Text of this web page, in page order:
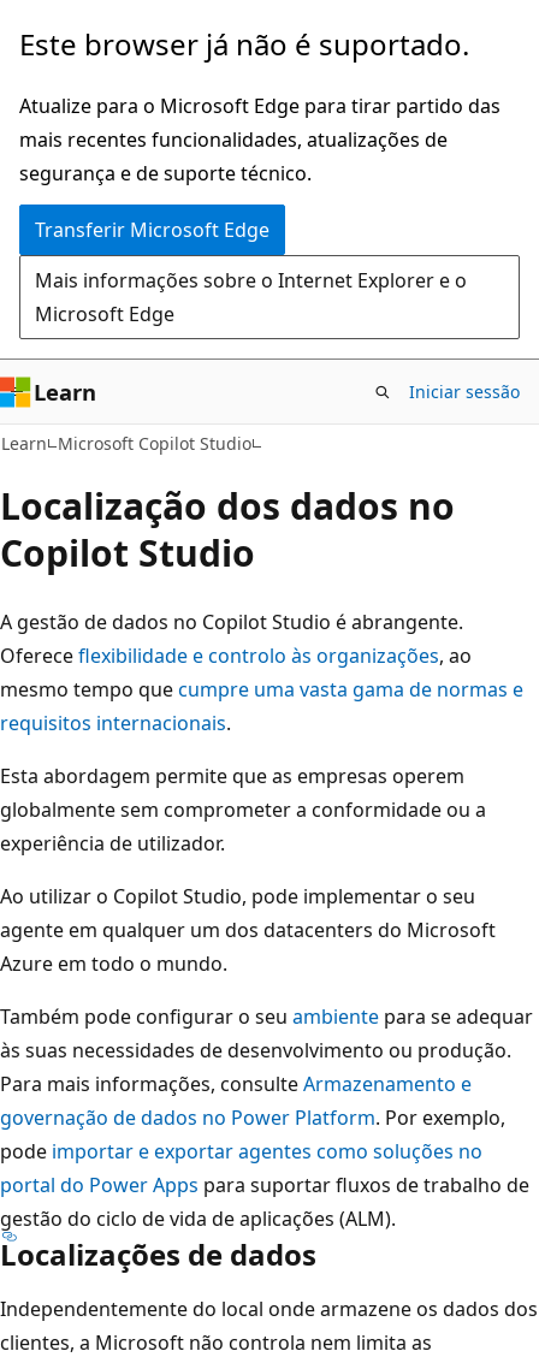
Saltar
o
conteúdo
principal
Este browser já não é suportado.
Atualize para o Microsoft Edge para tirar partido das
mais recentes funcionalidades, atualizações de
segurança e de suporte técnico.
Transferir Microsoft Edge
Mais informações sobre o Internet Explorer e o
Microsoft Edge
Learn Iniciar sessão
Learn Microsoft Copilot Studio
Localização dos dados no
Copilot Studio
A gestão de dados no Copilot Studio é abrangente.
Ofereceflexibilidade e controlo às organizações, ao
mesmo tempo quecumpre uma vasta gama de normas e
requisitos internacionais.
Esta abordagem permite que as empresas operem
globalmente sem comprometer a conformidade ou a
experiência de utilizador.
Ao utilizar o Copilot Studio, pode implementar o seu
agente em qualquer um dos datacenters do Microsoft
Azure em todo o mundo.
Também pode configurar o seu ambiente para se adequar
às suas necessidades de desenvolvimento ou produção.
Para mais informações, consulteArmazenamento e
governação de dados no Power Platform. Por exemplo,
pode importar e exportar agentes como soluções no
portal do Power Apps para suportar fluxos de trabalho de
gestão do ciclo de vida de aplicações (ALM).
Localizações de dados
Independentemente do local onde armazene os dados dos
clientes, a Microsoft não controla nem limita as